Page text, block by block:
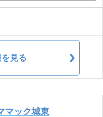
見る
マック城東